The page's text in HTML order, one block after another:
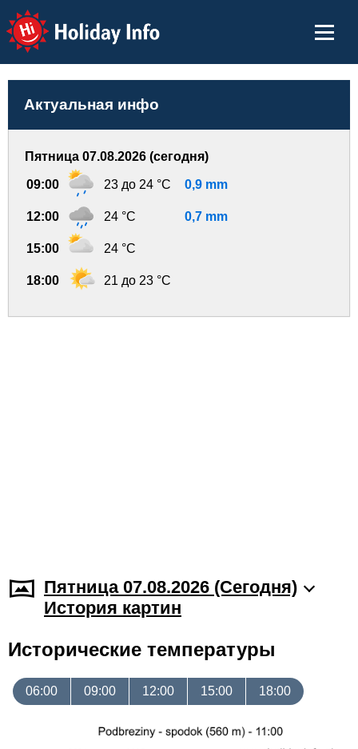
Holiday Info
Актуальная инфо
Пятница 07.08.2026 (сегодня)
09:00 23 до 24 °C 0,9 mm
12:00 24 °C 0,7 mm
15:00 24 °C
18:00 21 до 23 °C
Пятница 07.08.2026 (Cегодня)
История картин
Исторические температуры
06:00 09:00 12:00 15:00 18:00